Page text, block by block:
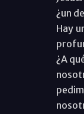
¿un
Hay
¿A